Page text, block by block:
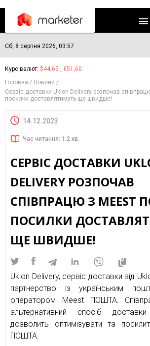
Сб, 8 серпня 2026, 03:57
Курс валют: $44,65 , €51,60
Головна
Новини
Сервіс доставки Uklon Delivery розпочав
посилки доставлятимуть ще швидше!
14.12.2023
Час читання: 1.2 хв.
СЕРВІС ДОСТАВКИ
DELIVERY РОЗПОЧАВ
СПІВПРАЦЮ З MEEST
ПОСИЛКИ
ЩЕ ШВИДШЕ!
Uklon Delivery, сервіс доставки від
партнерство із українським
оператором Meest ПОШТА.
альтернативний спосіб
дозволить оптимізувати та
ПОШТА.